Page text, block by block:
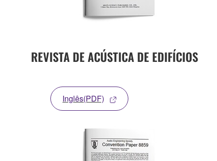
REVISTA DE ACÚSTICA DE EDIFÍCIOS
Inglês(PDF)